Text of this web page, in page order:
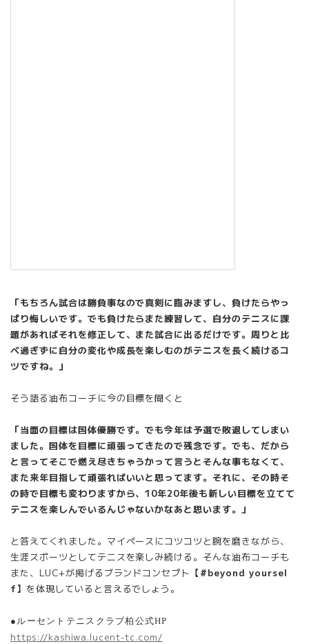
「もちろん試合は勝負事なので真剣に臨みますし、負けたらやっ
ぱり悔しいです。でも負けたらまた練習して、自分のテニスに課
題があればそれを修正して、また試合に出るだけです。周りと比
べ過ぎずに自分の変化や成長を楽しむのがテニスを長く続けるコ
ツですね。」
そう語る油布コーチに今の目標を聞くと
「当面の目標は国体優勝です。でも今年は予選で敗退してしまい
ました。国体を目標に頑張ってきたので残念です。でも、だから
と言ってそこで燃え尽きちゃうかって言うとそんな事もなくて、
また来年目指して頑張ればいいと思ってます。それに、その時そ
の時で目標も変わりますから、10年20年後も新しい目標を立てて
テニスを楽しんでいるんじゃないかなあと思います。」
と答えてくれました。マイペースにコツコツと腕を磨きながら、
生涯スポーツとしてテニスを楽しみ続ける。そんな油布コーチも
また、LUC+が掲げるブランドコンセプト 【#beyond yoursel
f】 を体現していると言えるでしょう。
●ルーセントテニスクラブ柏公式HP
https://kashiwa.lucent-tc.com/